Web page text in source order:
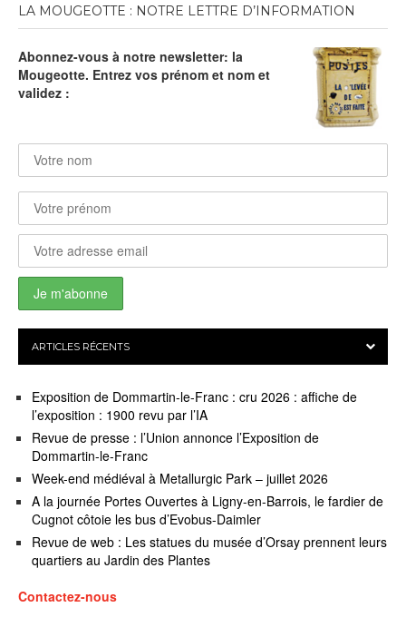
LA MOUGEOTTE : NOTRE LETTRE D’INFORMATION
Abonnez-vous à notre newsletter: la
Mougeotte. Entrez vos prénom et nom et
validez :
ARTICLES RÉCENTS
Exposition de Dommartin-le-Franc : cru 2026 : affiche de
l’exposition : 1900 revu par l’IA
Revue de presse : l’Union annonce l’Exposition de
Dommartin-le-Franc
Week-end médiéval à Metallurgic Park – juillet 2026
A la journée Portes Ouvertes à Ligny-en-Barrois, le fardier de
Cugnot côtoie les bus d’Evobus-Daimler
Revue de web : Les statues du musée d’Orsay prennent leurs
quartiers au Jardin des Plantes
Contactez-nous